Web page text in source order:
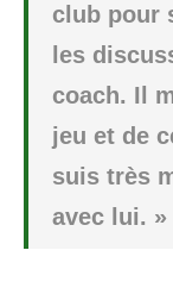
club pour
les
coach. Il
jeu et de
suis très
avec lui. »